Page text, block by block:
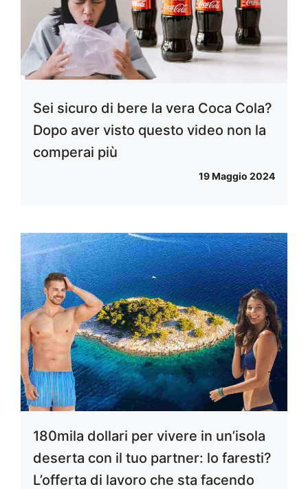
Sei sicuro di bere la vera Coca Cola?
Dopo aver visto questo video non la
comperai più
19 Maggio 2024
180mila dollari per vivere in un’isola
deserta con il tuo partner: lo faresti?
L’offerta di lavoro che sta facendo